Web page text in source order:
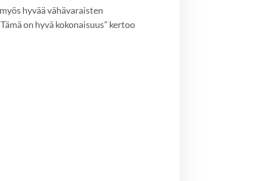
hyvää vähävaraisten
on hyvä kokonaisuus” kertoo